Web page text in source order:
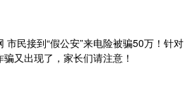
市民接到“假公安”来电险被骗50万！针对
又出现了，家长们请注意！